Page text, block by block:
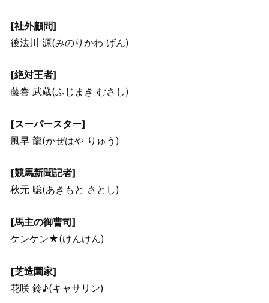
[社外顧問]
後法川 源(みのりかわ げん)
[絶対王者]
藤巻 武蔵(ふじまき むさし)
[スーパースター]
風早 龍(かぜはや りゅう)
[競馬新聞記者]
秋元 聡(あきもと さとし)
[馬主の御曹司]
ケンケン★(けんけん)
[芝造園家]
花咲 鈴♪(キャサリン)